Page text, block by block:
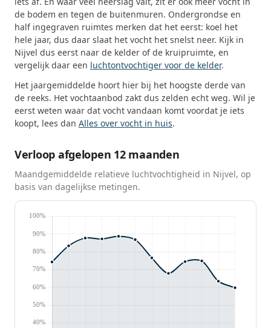
de bodem en tegen de buitenmuren. Ondergrondse en
half ingegraven ruimtes merken dat het eerst: koel het
hele jaar, dus daar slaat het vocht het snelst neer. Kijk in
Nijvel dus eerst naar de kelder of de kruipruimte, en
vergelijk daar een luchtontvochtiger voor de kelder.
Het jaargemiddelde hoort hier bij het hoogste derde van
de reeks. Het vochtaanbod zakt dus zelden echt weg. Wil je
eerst weten waar dat vocht vandaan komt voordat je iets
koopt, lees dan Alles over vocht in huis.
Verloop afgelopen 12 maanden
Maandgemiddelde relatieve luchtvochtigheid in Nijvel, op
basis van dagelijkse metingen.